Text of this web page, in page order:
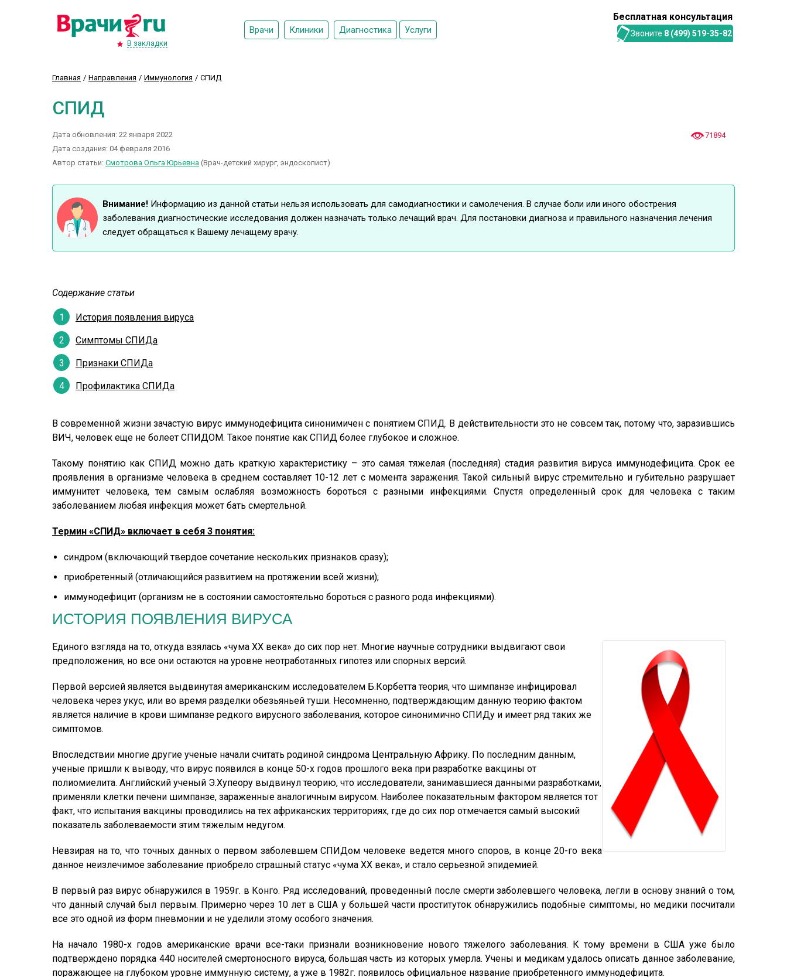
В закладки
Врачи Клиники Диагностика Услуги
Бесплатная консультация
Звоните 8 (499) 519-35-82
Главная Направления Иммунология СПИД
СПИД
71894
Дата обновления: 22 января 2022
Дата создания: 04 февраля 2016
Автор статьи: Смотрова Ольга Юрьевна (Врач-детский хирург, эндоскопист)
Внимание! Информацию из данной статьи нельзя использовать для самодиагностики и самолечения. В случае боли или иного обострения
заболевания диагностические исследования должен назначать только лечащий врач. Для постановки диагноза и правильного назначения лечения
следует обращаться к Вашему лечащему врачу.
Содержание статьи
История появления вируса
Симптомы СПИДа
Признаки СПИДа
Профилактика СПИДа
В современной жизни зачастую вирус иммунодефицита синонимичен с понятием СПИД. В действительности это не совсем так, потому что, заразившись
ВИЧ, человек еще не болеет СПИДОМ. Такое понятие как СПИД более глубокое и сложное.
Такому понятию как СПИД можно дать краткую характеристику – это самая тяжелая (последняя) стадия развития вируса иммунодефицита. Срок ее
проявления в организме человека в среднем составляет 10-12 лет с момента заражения. Такой сильный вирус стремительно и губительно разрушает
иммунитет человека, тем самым ослабляя возможность бороться с разными инфекциями. Спустя определенный срок для человека с таким
заболеванием любая инфекция может бать смертельной.
Термин «СПИД» включает в себя 3 понятия:
синдром (включающий твердое сочетание нескольких признаков сразу);
приобретенный (отличающийся развитием на протяжении всей жизни);
иммунодефицит (организм не в состоянии самостоятельно бороться с разного рода инфекциями).
ИСТОРИЯ ПОЯВЛЕНИЯ ВИРУСА
Единого взгляда на то, откуда взялась «чума XX века» до сих пор нет. Многие научные сотрудники выдвигают свои
предположения, но все они остаются на уровне неотработанных гипотез или спорных версий.
Первой версией является выдвинутая американским исследователем Б.Корбетта теория, что шимпанзе инфицировал
человека через укус, или во время разделки обезьяньей туши. Несомненно, подтверждающим данную теорию фактом
является наличие в крови шимпанзе редкого вирусного заболевания, которое синонимично СПИДу и имеет ряд таких же
симптомов.
Впоследствии многие другие ученые начали считать родиной синдрома Центральную Африку. По последним данным,
ученые пришли к выводу, что вирус появился в конце 50-х годов прошлого века при разработке вакцины от
полиомиелита. Английский ученый Э.Хупеору выдвинул теорию, что исследователи, занимавшиеся данными разработками,
применяли клетки печени шимпанзе, зараженные аналогичным вирусом. Наиболее показательным фактором является тот
факт, что испытания вакцины проводились на тех африканских территориях, где до сих пор отмечается самый высокий
показатель заболеваемости этим тяжелым недугом.
Невзирая на то, что точных данных о первом заболевшем СПИДом человеке ведется много споров, в конце 20-го века
данное неизлечимое заболевание приобрело страшный статус «чума ХХ века», и стало серьезной эпидемией.
В первый раз вирус обнаружился в 1959г. в Конго. Ряд исследований, проведенный после смерти заболевшего человека, легли в основу знаний о том,
что данный случай был первым. Примерно через 10 лет в США у большей части проституток обнаружились подобные симптомы, но медики посчитали
все это одной из форм пневмонии и не уделили этому особого значения.
На начало 1980-х годов американские врачи все-таки признали возникновение нового тяжелого заболевания. К тому времени в США уже было
подтверждено порядка 440 носителей смертоносного вируса, большая часть из которых умерла. Учены и медикам удалось описать данное заболевание,
поражающее на глубоком уровне иммунную систему, а уже в 1982г. появилось официальное название приобретенного иммунодефицита.